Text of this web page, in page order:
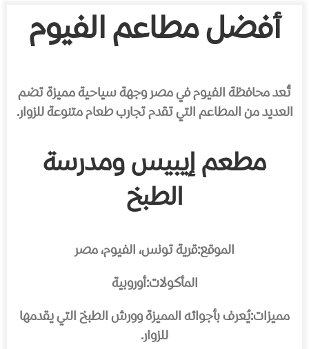
أفضل مطاعم الفيوم
تُعد محافظة الفيوم في مصر وجهة سياحية مميزة تضم
العديد من المطاعم التي تقدم تجارب طعام متنوعة للزوار.
مطعم إيبيس ومدرسة
الطبخ
الموقع:قرية تونس، الفيوم، مصر
المأكولات:أوروبية
مميزات:يُعرف بأجوائه المميزة وورش الطبخ التي يقدمها
للزوار.